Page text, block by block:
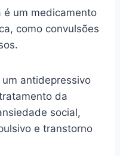
é um medicamento
como convulsões
antidepressivo
da
social,
e transtorno